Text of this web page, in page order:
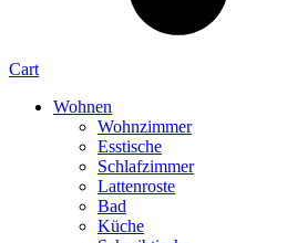
Cart
Wohnen
Wohnzimmer
Esstische
Schlafzimmer
Lattenroste
Bad
Küche